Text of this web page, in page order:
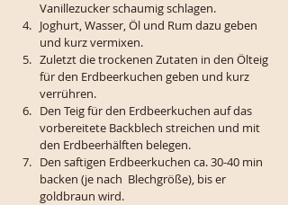
Vanillezucker schaumig schlagen.
Joghurt, Wasser, Öl und Rum dazu geben
und kurz vermixen.
Zuletzt die trockenen Zutaten in den Ölteig
für den Erdbeerkuchen geben und kurz
verrühren.
Den Teig für den Erdbeerkuchen auf das
vorbereitete Backblech streichen und mit
den Erdbeerhälften belegen.
Den saftigen Erdbeerkuchen ca. 30-40 min
backen (je nach  Blechgröße), bis er
goldbraun wird.